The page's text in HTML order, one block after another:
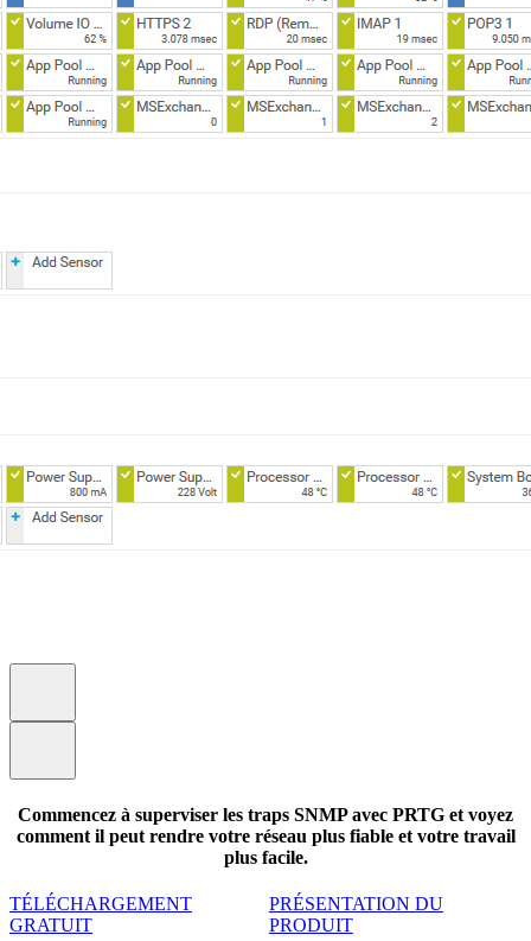
Commencez à superviser les traps SNMP avec PRTG et voyez
comment il peut rendre votre réseau plus fiable et votre travail
plus facile.
TÉLÉCHARGEMENT
GRATUIT
PRÉSENTATION DU
PRODUIT